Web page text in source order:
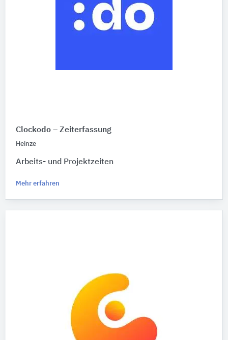
Clockodo – Zeiterfassung
Heinze
Arbeits- und Projektzeiten
Mehr erfahren